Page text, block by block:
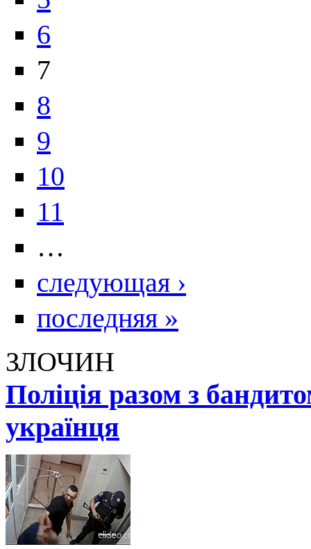
6
7
8
9
10
11
…
следующая ›
последняя »
ЗЛОЧИН
Поліція разом з
українця